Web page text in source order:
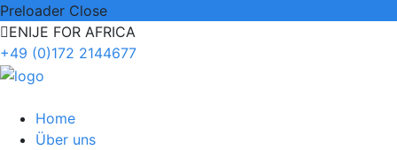
Preloader Close
ENIJE FOR AFRICA
+49 (0)172 2144677
Home
Über uns